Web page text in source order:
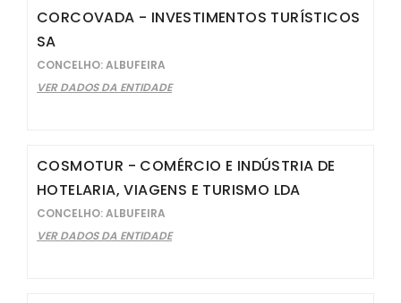
CORCOVADA - INVESTIMENTOS TURÍSTICOS
SA
CONCELHO: ALBUFEIRA
VER DADOS DA ENTIDADE
COSMOTUR - COMÉRCIO E INDÚSTRIA DE
HOTELARIA, VIAGENS E TURISMO LDA
CONCELHO: ALBUFEIRA
VER DADOS DA ENTIDADE